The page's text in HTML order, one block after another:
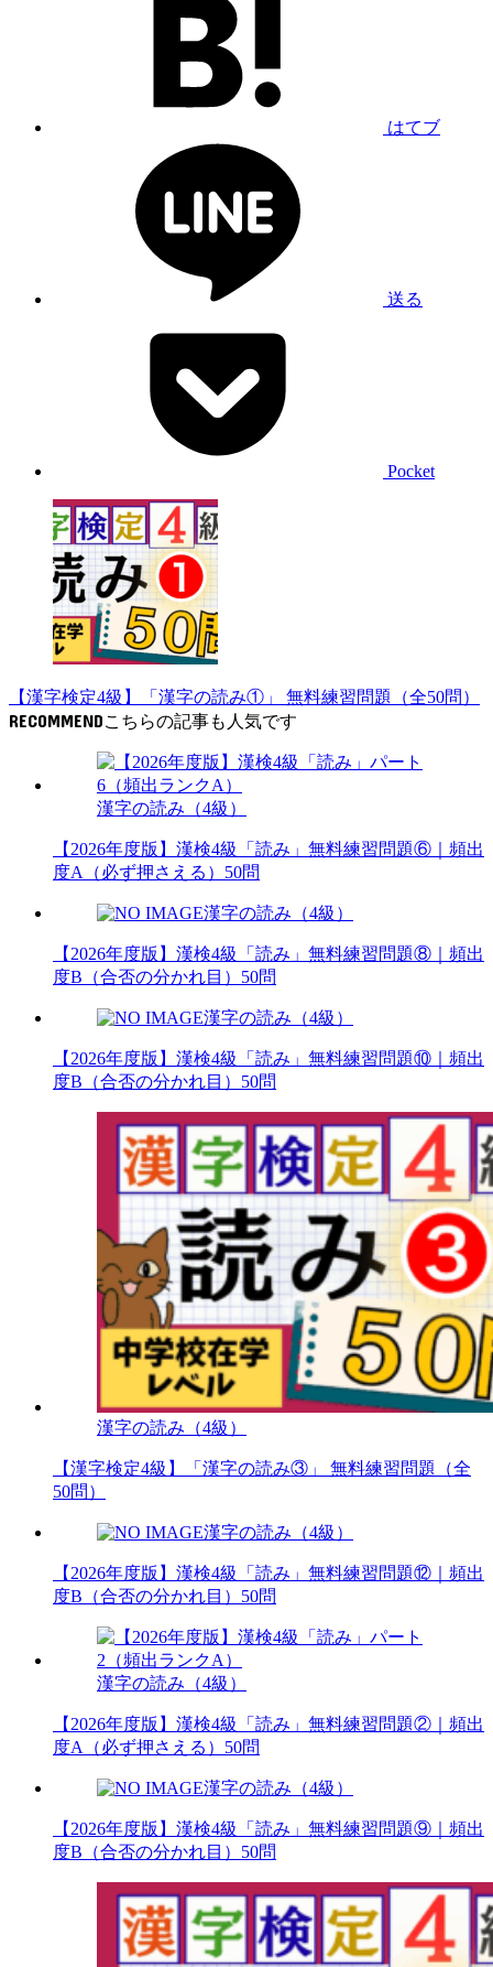
はてブ
送る
Pocket
【漢字検定4級】「漢字の読み①」 無料練習問題（全50問）
RECOMMEND
漢字の読み（4級）
【2026年度版】漢検4級「読み」無料練習問題⑥｜頻出
度A（必ず押さえる）50問
漢字の読み（4級）
【2026年度版】漢検4級「読み」無料練習問題⑧｜頻出
度B（合否の分かれ目）50問
漢字の読み（4級）
【2026年度版】漢検4級「読み」無料練習問題⑩｜頻出
度B（合否の分かれ目）50問
漢字の読み（4級）
【漢字検定4級】「漢字の読み③」 無料練習問題（全
50問）
漢字の読み（4級）
【2026年度版】漢検4級「読み」無料練習問題⑫｜頻出
度B（合否の分かれ目）50問
漢字の読み（4級）
【2026年度版】漢検4級「読み」無料練習問題②｜頻出
度A（必ず押さえる）50問
漢字の読み（4級）
【2026年度版】漢検4級「読み」無料練習問題⑨｜頻出
度B（合否の分かれ目）50問